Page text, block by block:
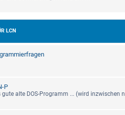
LCN
P
gute alte DOS-Programm ... (wird